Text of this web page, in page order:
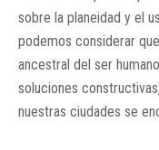
sobre la planeidad y el
podemos considerar
ancestral del ser
soluciones
nuestras ciudades se